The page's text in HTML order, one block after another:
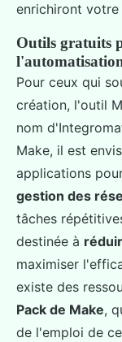
enrichiront votre
Outils gratuits
Pour ceux qui
création, l'outil
nom
Make, il est
applications
gestion des
tâches
destinée à
maximiser
existe des
Pack de Make,
de l'emploi de